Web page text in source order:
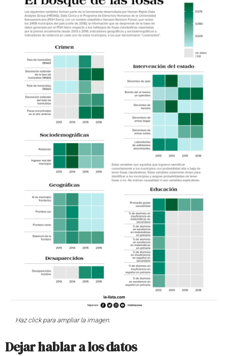
Haz click para ampliar la imagen.
Dejar hablar a los datos